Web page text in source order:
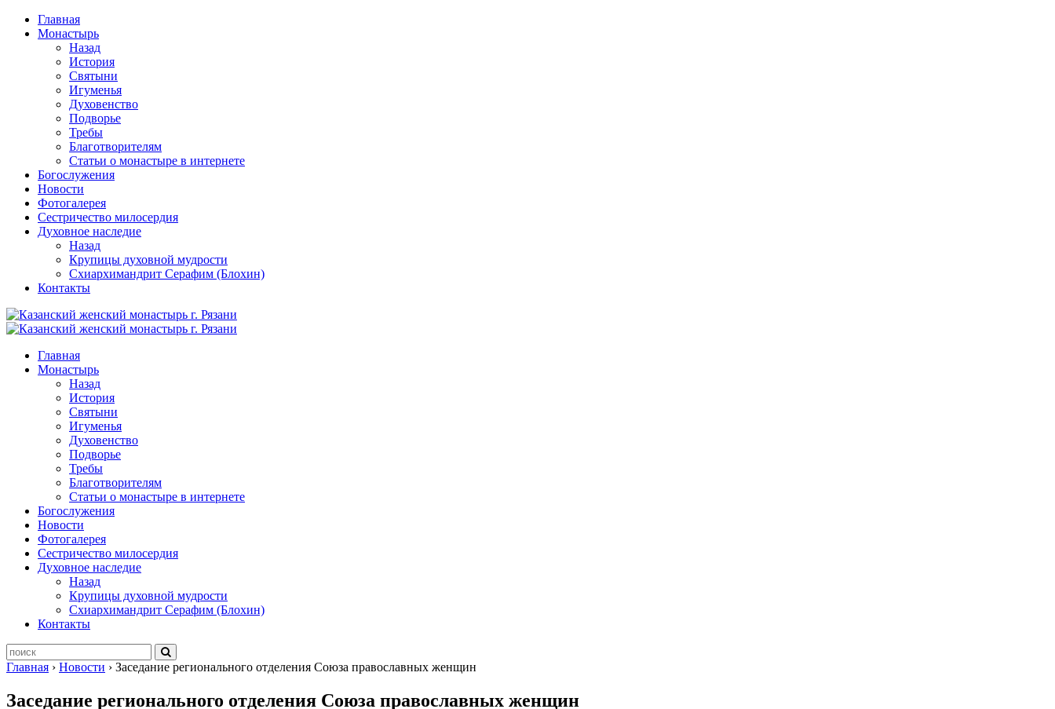
Перейти
содержимому
Главная
Монастырь
Назад
История
Святыни
Игуменья
Духовенство
Подворье
Требы
Благотворителям
Статьи о монастыре в интернете
Богослужения
Новости
Фотогалерея
Сестричество милосердия
Духовное наследие
Назад
Крупицы духовной мудрости
Схиархимандрит Серафим (Блохин)
Контакты
Главная
Монастырь
Назад
История
Святыни
Игуменья
Духовенство
Подворье
Требы
Благотворителям
Статьи о монастыре в интернете
Богослужения
Новости
Фотогалерея
Сестричество милосердия
Духовное наследие
Назад
Крупицы духовной мудрости
Схиархимандрит Серафим (Блохин)
Контакты
Главная › Новости › Заседание регионального отделения Союза православных женщин
Заседание регионального отделения Союза православных женщин